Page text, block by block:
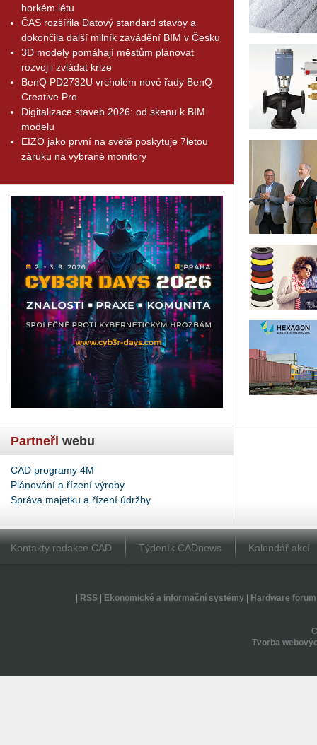
horkém létu
ČAS rozšířila Datový standard stavby a
dokončila další milník zavádění BIM v Česku
3D modely pomáhají městům plánovat
rozvoj i zvládat krize
BenQ PD2732U vrcholem nové řady BenQ
Creative Pro
Digitalizace staveb 2026: od skenu k BIM
modelu
EIZO jako první na světě poskytuje 7letou
záruku na vybrané monitory
Partneři webu
CAD programy 4M
Plánování a řízení výroby
Správa majetku a řízení údržby
Kontakty redakce CAD Týdeník CADnews Kalendář akcí
RSS| Ekonomické a informační systémy| Hardware forum
Tvorba